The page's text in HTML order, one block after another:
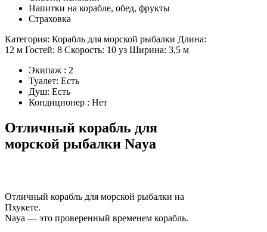
Напитки на корабле, обед, фрукты
Страховка
Категория: Корабль для морской рыбалки Длина:
12 м Гостей: 8 Скорость: 10 уз Ширина: 3,5 м
Экипаж : 2
Туалет: Есть
Душ: Есть
Кондиционер : Нет
Отличный корабль для
морской рыбалки Naya
Отличный корабль для морской рыбалки на
Пхукете.
Naya — это проверенный временем корабль.